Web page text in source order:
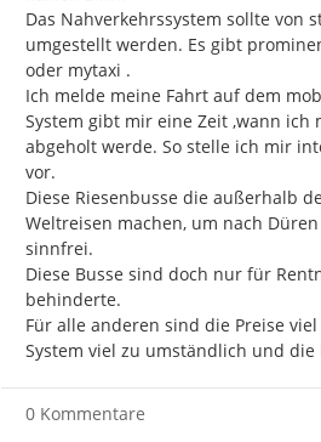
Das Nahverkehrssystem sollte von
umgestellt werden. Es gibt
oder mytaxi .
Ich melde meine Fahrt auf dem
System gibt mir eine Zeit ,wann ich
abgeholt werde. So stelle ich mir
vor.
Diese Riesenbusse die außerhalb
Weltreisen machen, um nach
sinnfrei.
Diese Busse sind doch nur für
behinderte.
Für alle anderen sind die Preise
System viel zu umständlich und die
0 Kommentare